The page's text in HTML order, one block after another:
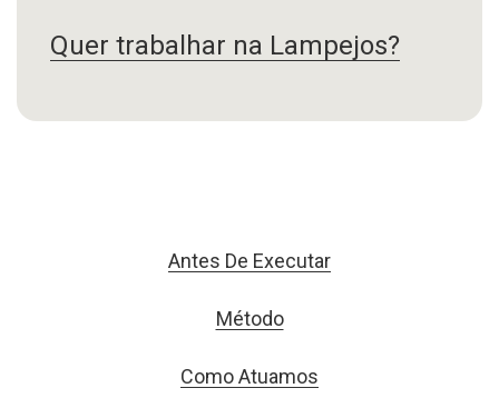
Quer trabalhar na Lampejos?
Antes De Executar
Método
Como Atuamos